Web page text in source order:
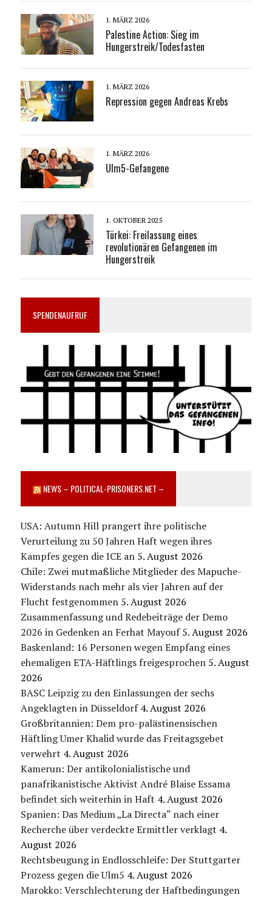
1. MÄRZ 2026
Palestine Action: Sieg im
Hungerstreik/Todesfasten
1. MÄRZ 2026
Repression gegen Andreas Krebs
1. MÄRZ 2026
Ulm5-Gefangene
1. OKTOBER 2025
Türkei: Freilassung eines
revolutionären Gefangenen im
Hungerstreik
SPENDENAUFRUF
NEWS – POLITICAL-PRISONERS.NET –
USA: Autumn Hill prangert ihre politische
Verurteilung zu 50 Jahren Haft wegen ihres
Kampfes gegen die ICE an 5. August 2026
Chile: Zwei mutmaßliche Mitglieder des Mapuche-
Widerstands nach mehr als vier Jahren auf der
Flucht festgenommen 5. August 2026
Zusammenfassung und Redebeiträge der Demo
2026 in Gedenken an Ferhat Mayouf 5. August 2026
Baskenland: 16 Personen wegen Empfang eines
ehemaligen ETA-Häftlings freigesprochen 5. August
2026
BASC Leipzig zu den Einlassungen der sechs
Angeklagten in Düsseldorf 4. August 2026
Großbritannien: Dem pro-palästinensischen
Häftling Umer Khalid wurde das Freitagsgebet
verwehrt 4. August 2026
Kamerun: Der antikolonialistische und
panafrikanistische Aktivist André Blaise Essama
befindet sich weiterhin in Haft 4. August 2026
Spanien: Das Medium „La Directa“ nach einer
Recherche über verdeckte Ermittler verklagt 4.
August 2026
Rechtsbeugung in Endlosschleife: Der Stuttgarter
Prozess gegen die Ulm5 4. August 2026
Marokko: Verschlechterung der Haftbedingungen